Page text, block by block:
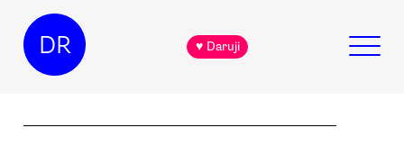
DR ♥ Daruji